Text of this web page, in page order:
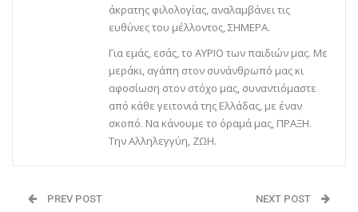
άκρατης φιλολογίας, αναλαμβάνει τις
ευθύνες του μέλλοντος, ΣΗΜΕΡΑ.
Για εμάς, εσάς, το ΑΥΡΙΟ των παιδιών μας. Με
μεράκι, αγάπη στον συνάνθρωπό μας κι
αφοσίωση στον στόχο μας, συναντιόμαστε
από κάθε γειτονιά της Ελλάδας, με έναν
σκοπό. Να κάνουμε το όραμά μας, ΠΡΑΞΗ.
Την Αλληλεγγύη, ΖΩΗ.
PREV POST NEXT POST